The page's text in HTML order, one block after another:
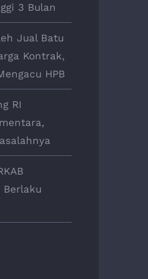
3 Bulan
Jual Batu
Kontrak,
HPB
RI
Berlaku